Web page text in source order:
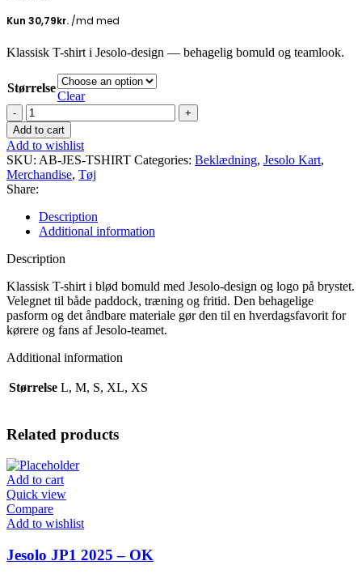
Klassisk T-shirt i Jesolo-design — behagelig bomuld og teamlook.
Størrelse
Clear
T-
shirt
Jesolo
quantity
Add to cart
Add to wishlist
SKU: AB-JES-TSHIRT Categories: Beklædning, Jesolo Kart,
Merchandise, Tøj
Share:
Description
Additional information
Description
Klassisk T-shirt i blød bomuld med Jesolo-design og logo på brystet.
Velegnet til både paddock, træning og fritid. Den behagelige
pasform og det åndbare materiale gør den til en hverdagsfavorit for
kørere og fans af Jesolo-teamet.
Additional information
Størrelse L, M, S, XL, XS
Related products
Add to cart
Quick view
Compare
Add to wishlist
Jesolo JP1 2025 – OK